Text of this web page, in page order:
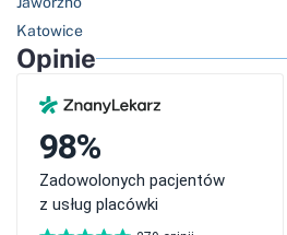
Katowice
Opinie